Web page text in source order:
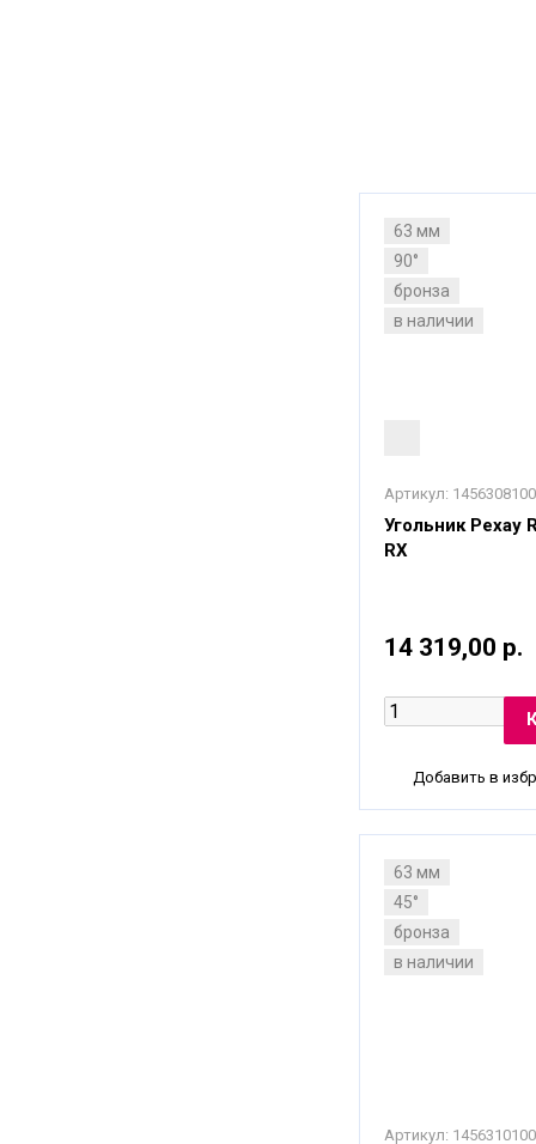
63 мм
90°
бронза
в наличии
Артикул:
Угольник Рехау
RX
14 319,00 р.
Добавить в
63 мм
45°
бронза
в наличии
Артикул: